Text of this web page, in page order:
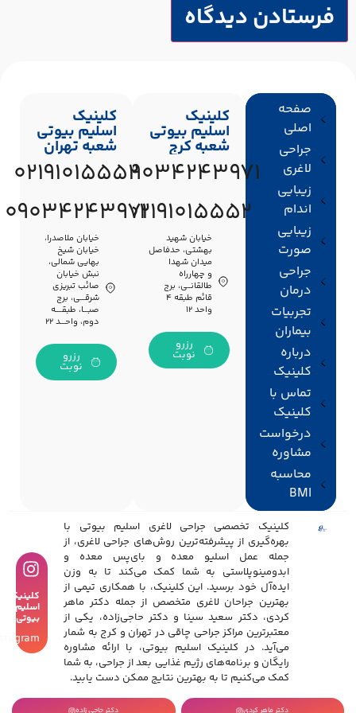
صفحه
اصلی
جراحی
لاغری
زیبایی
اندام
زیبایی
صورت
جراحی
درمان
تجربیات
بیماران
درباره
کلینیک
تماس با
کلینیک
درخواست
مشاوره
محاسبه
BMI
کلینیک
اسلیم بیوتی
شعبه کرج
09034243971
02191015552
خیابان شهید
بهشتی، حدفاصل
میدان شهدا
و چهارراه
طالقانــی، برج
قائم طبقه ۴
واحد ۱۲
رزرو
نوبت
کلینیک
اسلیم بیوتی
شعبه تهران
02191015552
09034243971
خیابان ملاصدرا،
خیابان شیخ
بهایی شمالی،
نبش خیابان
صائب تبریزی
شرقـــی، برج
صبـــا، طبقــــه
دوم، واحـــد ۲۲
رزرو
نوبت
کلینیک تخصصی جراحی لاغری اسلیم بیوتی با
بهره‌گیری از پیشرفته‌ترین روش‌های جراحی لاغری، از
جمله عمل اسلیو معده و بای‌پس معده و
ابدومینوپلاستی به شما کمک می‌کند تا به وزن
ایده‌آل خود برسید. این کلینیک، با همکاری تیمی از
بهترین جراحان لاغری متخصص از جمله دکتر ماهر
کردی، دکتر سعید سینا و دکتر حاجی‌زاده، یکی از
معتبرترین مراکز جراحی چاقی در تهران و کرج به شمار
می‌آید. در کلینیک اسلیم بیوتی، با ارائه مشاوره
رایگان و برنامه‌های رژیم غذایی بعد از جراحی، به شما
کمک می‌کنیم تا به بهترین نتایج ممکن دست یابید.
کلینیک
اسلیم
بیوتی
Instagram
دکتر ماهر کردی دکتر حاجی زاده